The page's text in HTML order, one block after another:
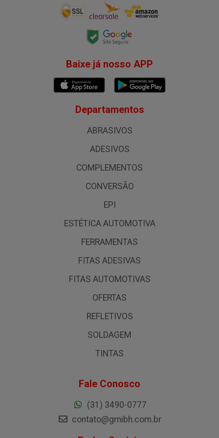
Baixe já nosso APP
Departamentos
ABRASIVOS
ADESIVOS
COMPLEMENTOS
CONVERSÃO
EPI
ESTÉTICA AUTOMOTIVA
FERRAMENTAS
FITAS ADESIVAS
FITAS AUTOMOTIVAS
OFERTAS
REFLETIVOS
SOLDAGEM
TINTAS
Fale Conosco
(31) 3490-0777
contato@gmibh.com.br